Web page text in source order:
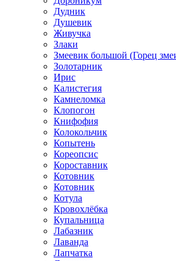
Дудник
Душевик
Живучка
Злаки
Змеевик большой (Горец
Золотарник
Ирис
Калистегия
Камнеломка
Клопогон
Книфофия
Колокольчик
Копытень
Кореопсис
Короставник
Котовник
Котовник
Котула
Кровохлёбка
Купальница
Лабазник
Лаванда
Лапчатка